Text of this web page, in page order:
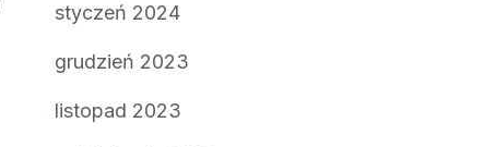
styczeń 2024
grudzień 2023
listopad 2023